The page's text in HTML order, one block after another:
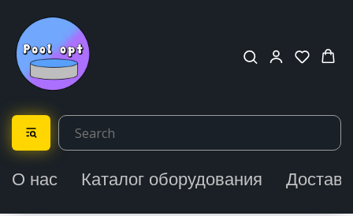
О нас Каталог оборудования